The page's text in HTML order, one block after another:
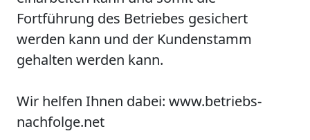
Fortführung des Betriebes gesichert
werden kann und der Kundenstamm
gehalten werden kann.
Wir helfen Ihnen dabei: www.betriebs-
nachfolge.net